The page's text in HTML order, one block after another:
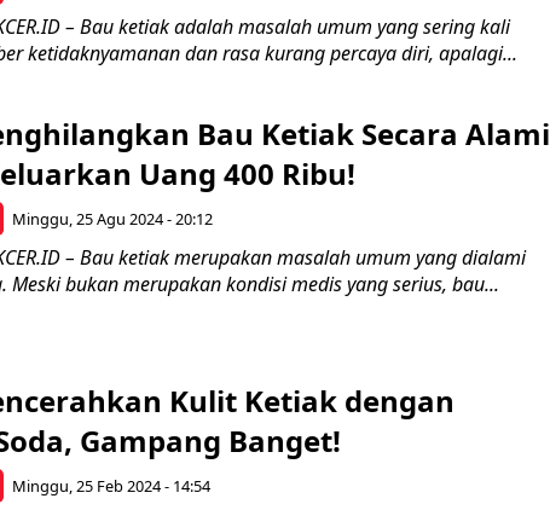
– Bau ketiak adalah masalah umum yang sering kali
ketidaknyamanan dan rasa kurang percaya diri, apalagi...
Bau Ketiak Secara Alami
Uang 400 Ribu!
Minggu, 25 Agu 2024 - 20:12
– Bau ketiak merupakan masalah umum yang dialami
Meski bukan merupakan kondisi medis yang serius, bau...
Kulit Ketiak dengan
Gampang Banget!
Minggu, 25 Feb 2024 - 14:54